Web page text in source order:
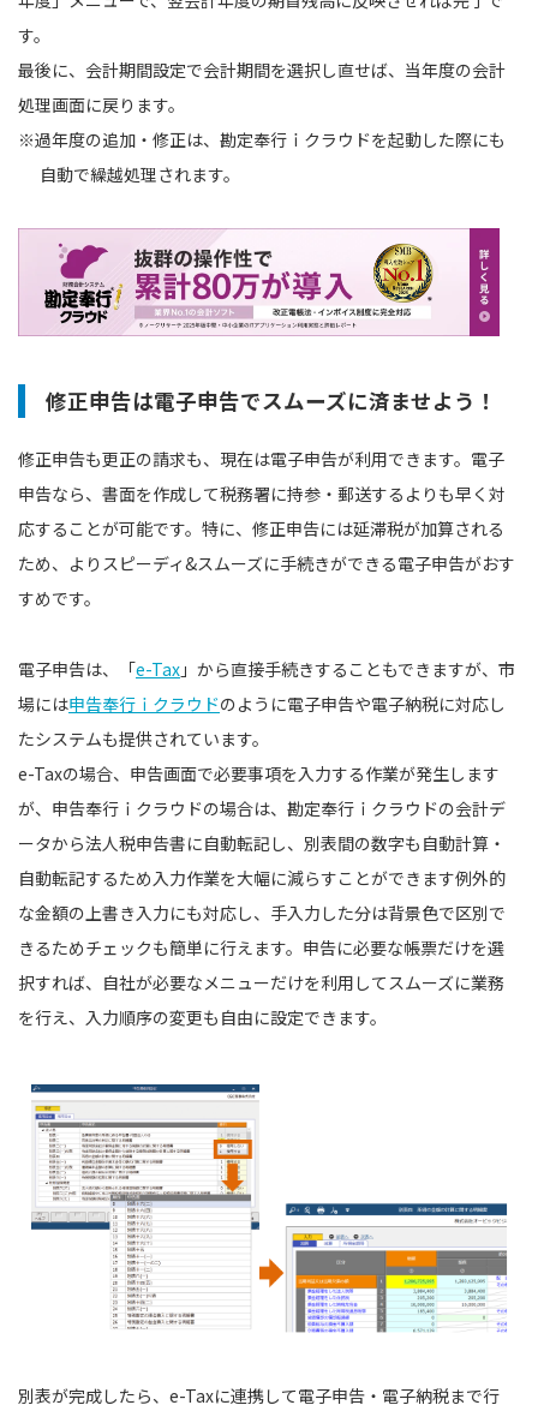
す。
最後に、会計期間設定で会計期間を選択し直せば、当年度の会計
処理画面に戻ります。
※過年度の追加・修正は、勘定奉行ｉクラウドを起動した際にも
自動で繰越処理されます。
修正申告は電子申告でスムーズに済ませよう！
修正申告も更正の請求も、現在は電⼦申告が利用できます。電子
申告なら、書⾯を作成して税務署に持参・郵送するよりも早く対
応することが可能です。特に、修正申告には延滞税が加算される
ため、よりスピーディ&スムーズに手続きができる電子申告がおす
すめです。
電子申告は、「e-Tax 」から直接手続きすることもできますが、市
場には申告奉行ｉクラウドのように電子申告や電子納税に対応し
たシステムも提供されています。
e-Taxの場合、申告画面で必要事項を入力する作業が発生します
が、申告奉行ｉクラウドの場合は、勘定奉行ｉクラウドの会計デ
ータから法人税申告書に自動転記し、別表間の数字も自動計算・
自動転記するため入力作業を大幅に減らすことができます例外的
な金額の上書き入力にも対応し、手入力した分は背景色で区別で
きるためチェックも簡単に行えます。申告に必要な帳票だけを選
択すれば、⾃社が必要なメニューだけを利⽤してスムーズに業務
を行え、入力順序の変更も自由に設定できます。
別表が完成したら、e-Taxに連携して電子申告・電子納税まで行